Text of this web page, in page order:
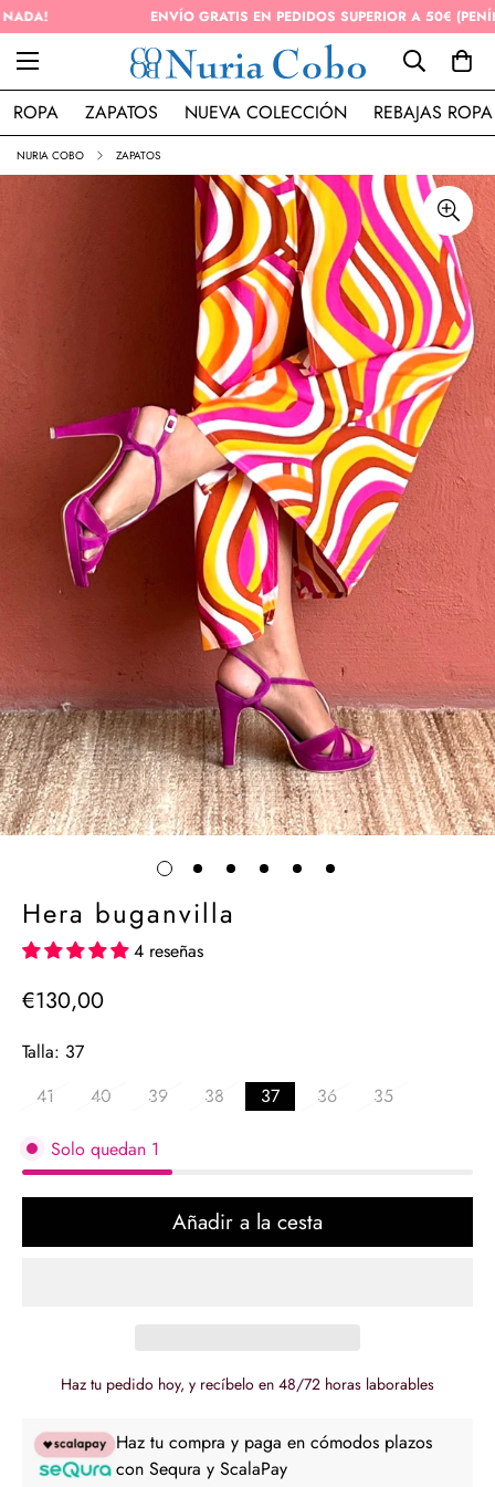
ENVÍO GRATIS EN PEDIDOS SUPERIOR A 50€ (PENÍNSULA)
ROPA ZAPATOS NUEVA COLECCIÓN REBAJAS ROPA
NURIA COBO ZAPATOS
Hera buganvilla
4 reseñas
Precio
€130,00
Talla: 37
41
40 39 38 37 36 35
Solo quedan 1
Añadir a la cesta
Haz tu pedido hoy, y recíbelo en 48/72 horas laborables
Haz tu compra y paga en cómodos plazos
con Sequra y ScalaPay